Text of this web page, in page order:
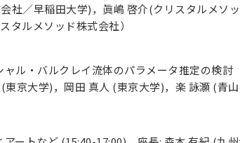
社／早稲田大学)，眞嶋 啓介(クリスタルメソ
タルメソッド株式会社）
ル・バルクレイ流体のパラメータ推定の検討
京大学)，岡田 真人 (東京大学)，楽 詠灝 (青